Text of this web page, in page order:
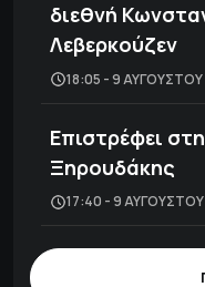
διεθνή
Λεβερκούζεν
18:05 - 9 ΑΥΓΟΎΣΤΟΥ
Επιστρέφει
Ξηρουδάκης
17:40 - 9 ΑΥΓΟΎΣΤΟΥ